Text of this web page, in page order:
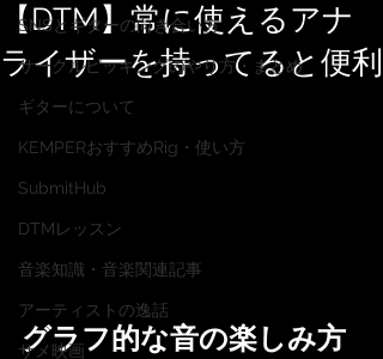
SNSとギターの向き合い方
サークルピッキングのやり方・まとめ
ギターについて
KEMPERおすすめRig・使い方
SubmitHub
DTMレッスン
音楽知識・音楽関連記事
アーティストの逸話
サメ映画
【DTM】常に使えるアナ
ライザーを持ってると便利
グラフ的な音の楽しみ方